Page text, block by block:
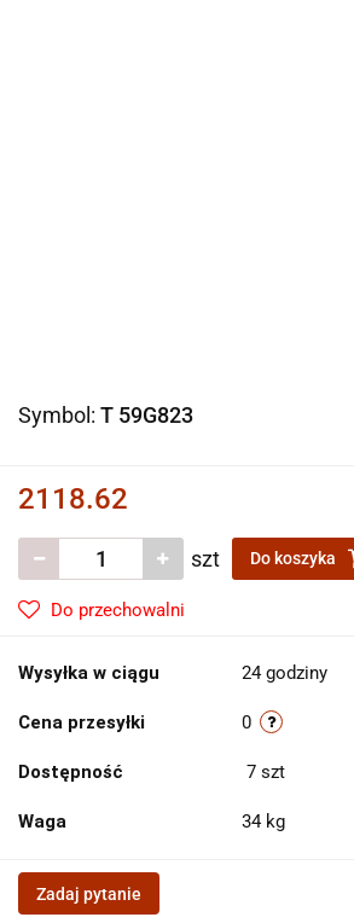
Symbol: T 59G823
2118.62
szt Do koszyka
Do przechowalni
Wysyłka w ciągu 24 godziny
Cena przesyłki 0
Dostępność 7 szt
Waga 34 kg
Zadaj pytanie